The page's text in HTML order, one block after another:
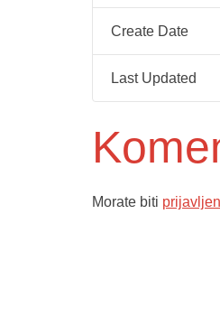
Create Date
Last Updated
Morate biti